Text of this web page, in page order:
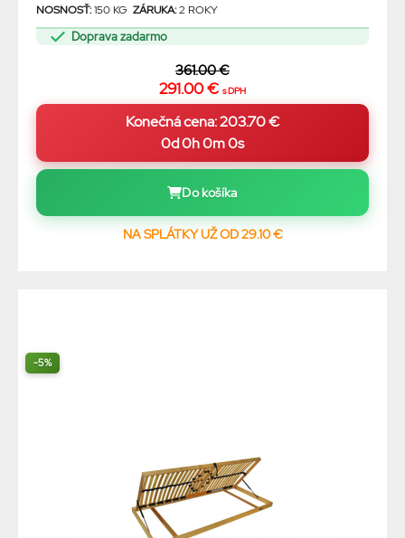
NOSNOSŤ:150 KG ZÁRUKA:2 ROKY
Doprava zadarmo
361.00 €
291.00 € s DPH
0d 0h 0m 0s
Do košíka
NA SPLÁTKY UŽ OD 29.10 €
-5%